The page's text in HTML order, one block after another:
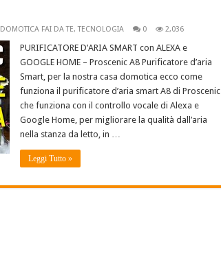
DOMOTICA FAI DA TE,TECNOLOGIA 0 2,036
PURIFICATORE D’ARIA SMART con ALEXA e
GOOGLE HOME – Proscenic A8 Purificatore d’aria
Smart, per la nostra casa domotica ecco come
funziona il purificatore d’aria smart A8 di Proscenic
che funziona con il controllo vocale di Alexa e
Google Home, per migliorare la qualità dall’aria
nella stanza da letto, in …
Leggi Tutto »